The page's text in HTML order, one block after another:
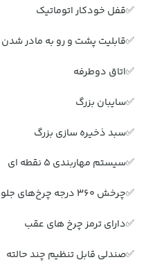
✅قفل خودکار اتوماتیک
✅قابلیت پشت و رو به مادر شدن
✅اتاق دوطرفه
✅سایبان بزرگ
✅سبد ذخیره سازی بزرگ
✅سیستم مهاربندی 5 نقطه ای
✅چرخش 360 درجه چرخ‌های جلو با مکانیسم قفل
✅دارای ترمز چرخ های عقب
✅صندلی قابل تنظیم چند حالته